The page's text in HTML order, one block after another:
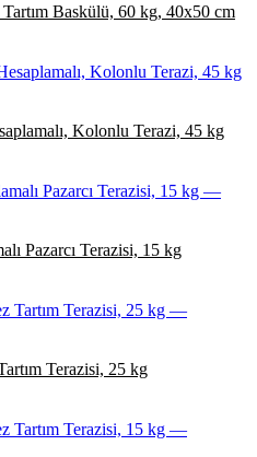
Baskülü, 60 kg, 40x50 cm
Kolonlu Terazi, 45 kg
Pazarcı Terazisi, 15 kg
Terazisi, 25 kg